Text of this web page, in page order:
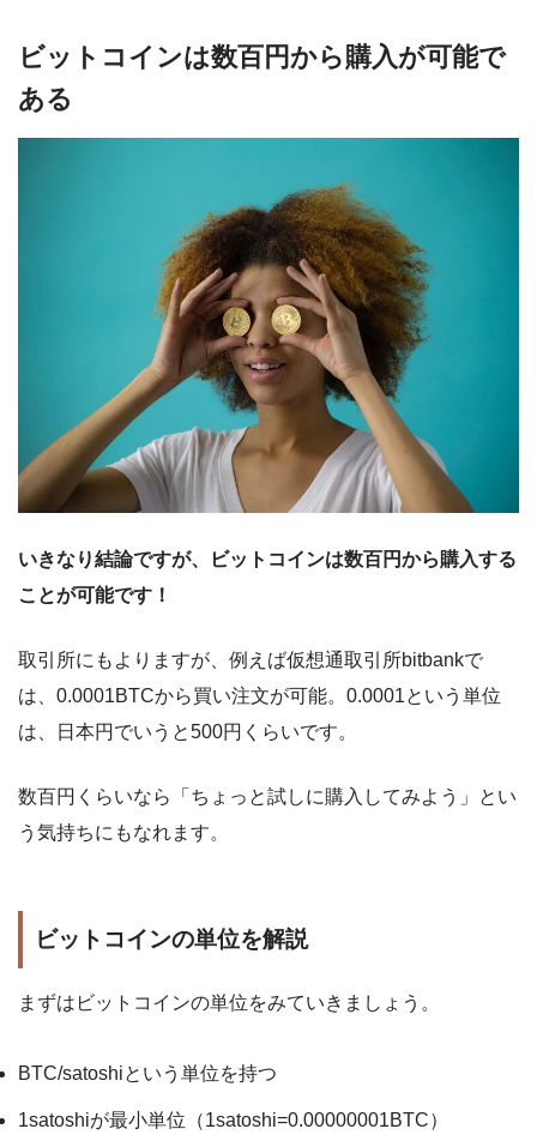
ビットコインは数百円から購入が可能で
ある
いきなり結論ですが、ビットコインは数百円から購入する
ことが可能です！
取引所にもよりますが、例えば仮想通取引所bitbankで
は、0.0001BTCから買い注文が可能。0.0001という単位
は、日本円でいうと500円くらいです。
数百円くらいなら「ちょっと試しに購入してみよう」とい
う気持ちにもなれます。
ビットコインの単位を解説
まずはビットコインの単位をみていきましょう。
BTC/satoshiという単位を持つ
1satoshiが最小単位（1satoshi=0.00000001BTC）